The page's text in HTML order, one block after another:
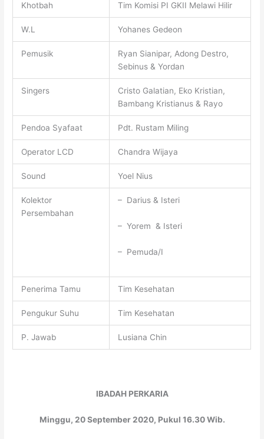
Khotbah Tim Komisi PI GKII Melawi Hilir
W.L Yohanes Gedeon
Pemusik
Ryan Sianipar, Adong Destro,
Sebinus & Yordan
Singers
Cristo Galatian, Eko Kristian,
Bambang Kristianus & Rayo
Pendoa Syafaat Pdt. Rustam Miling
Operator LCD Chandra Wijaya
Sound Yoel Nius
Kolektor
Persembahan
– Darius & Isteri
– Yorem & Isteri
– Pemuda/I
Penerima Tamu Tim Kesehatan
Pengukur Suhu Tim Kesehatan
P. Jawab Lusiana Chin
IBADAH PERKARIA
Minggu, 20 September 2020, Pukul 16.30 Wib.